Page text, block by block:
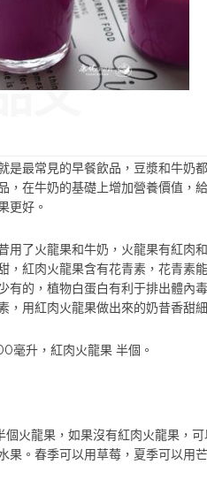
文
是最常見的早餐飲品，豆漿和牛奶
，在牛奶的基礎上增加營養價值，
更好。
用了火龍果和牛奶，火龍果有紅肉
，紅肉火龍果含有花青素，花青素
有的，植物白蛋白有利于排出體內
，用紅肉火龍果做出來的奶昔香甜
毫升，紅肉火龍果 半個。
個火龍果，如果沒有紅肉火龍果，
果。春季可以用草莓，夏季可以用